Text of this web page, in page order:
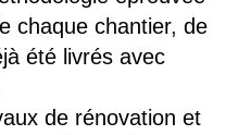
chaque chantier, de
été livrés avec
de rénovation et